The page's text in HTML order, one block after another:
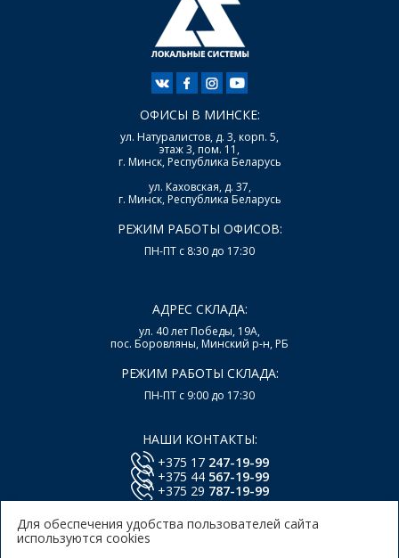
ОФИСЫ В МИНСКЕ:
ул. Натуралистов, д. 3, корп. 5,
этаж 3, пом. 11,
г. Минск, Республика Беларусь
ул. Каховская, д. 37,
г. Минск, Республика Беларусь
РЕЖИМ РАБОТЫ ОФИСОВ:
ПН-ПТ с 8:30 до 17:30
АДРЕС СКЛАДА:
ул. 40 лет Победы, 19А,
пос. Боровляны, Минский р-н, РБ
РЕЖИМ РАБОТЫ СКЛАДА:
ПН-ПТ с 9:00 до 17:30
НАШИ КОНТАКТЫ:
+375 17 247-19-99
+375 44 567-19-99
+375 29 787-19-99
Для обеспечения удобства пользователей сайта
используются cookies